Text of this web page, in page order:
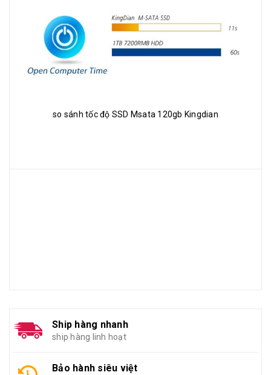
so sánh tốc độ SSD Msata 120gb Kingdian
Ship hàng nhanh
ship hàng linh hoạt
Bảo hành siêu việt